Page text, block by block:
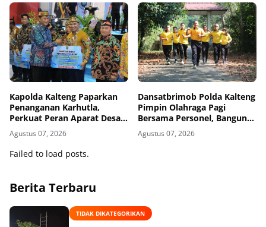
Kapolda Kalteng Paparkan
Penanganan Karhutla,
Perkuat Peran Aparat Desa
dalam Pencegahan
Agustus 07, 2026
Dansatbrimob Polda Kalteng
Pimpin Olahraga Pagi
Bersama Personel, Bangun
Kebersamaan Lewat Lari ke
Bukit Baranahu
Agustus 07, 2026
Failed to load posts.
Berita Terbaru
TIDAK DIKATEGORIKAN